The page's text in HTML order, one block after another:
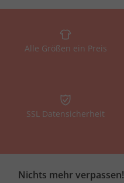
Alle Größen ein Preis
SSL Datensicherheit
Nichts mehr verpassen!